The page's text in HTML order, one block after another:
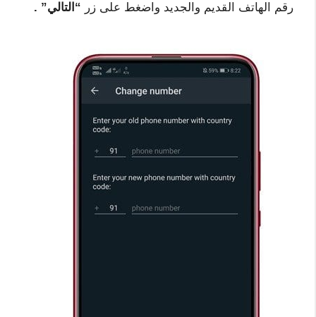
رقم الهاتف القديم والجديد واضغط على زر “التالي” .